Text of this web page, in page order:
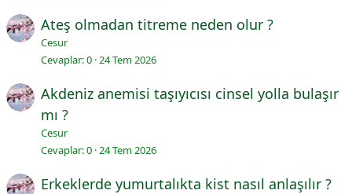
Ateş olmadan titreme neden olur ?
Cesur
Cevaplar 0 24 Tem 2026
Akdeniz anemisi taşıyıcısı cinsel yolla bulaşır
mı ?
Cesur
Cevaplar 0 24 Tem 2026
Erkeklerde yumurtalıkta kist nasıl anlaşılır ?